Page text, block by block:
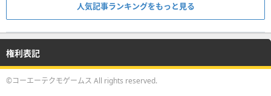
人気記事ランキングをもっと見る
権利表記
©コーエーテクモゲームス All rights reserved.